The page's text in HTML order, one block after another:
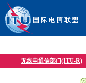
无线电通信部门(ITU-R)